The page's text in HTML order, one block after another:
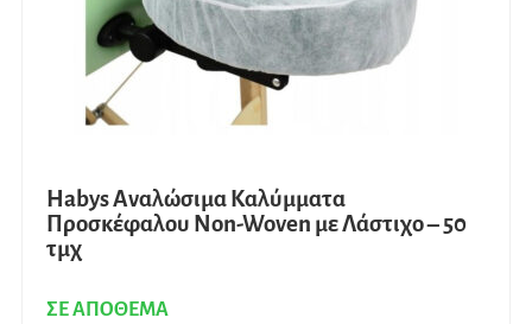
Habys Αναλώσιμα Καλύμματα
Προσκέφαλου Non-Woven με Λάστιχο – 50
τμχ
ΣΕ ΑΠΟΘΕΜΑ